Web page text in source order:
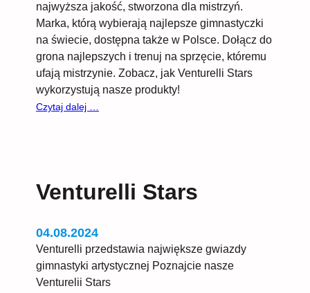
najwyższa jakość, stworzona dla mistrzyń.
Marka, którą wybierają najlepsze gimnastyczki
na świecie, dostępna także w Polsce. Dołącz do
grona najlepszych i trenuj na sprzęcie, któremu
ufają mistrzynie. Zobacz, jak Venturelli Stars
wykorzystują nasze produkty!
Czytaj dalej …
które
Venturelli Stars
04.08.2024
Venturelli przedstawia największe gwiazdy
gimnastyki artystycznej Poznajcie nasze
Venturelii Stars